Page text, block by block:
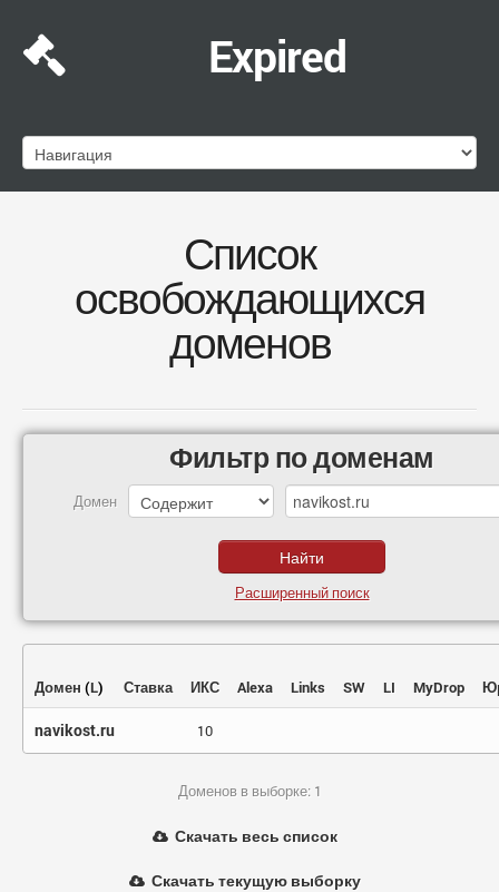
Expired
Список
освобождающихся
доменов
Фильтр по доменам
Домен
Расширенный поиск
Домен (L) Ставка ИКС Alexa Links SW LI MyDrop
navikost.ru 10
Доменов в выборке: 1
Скачать весь список
Скачать текущую выборку